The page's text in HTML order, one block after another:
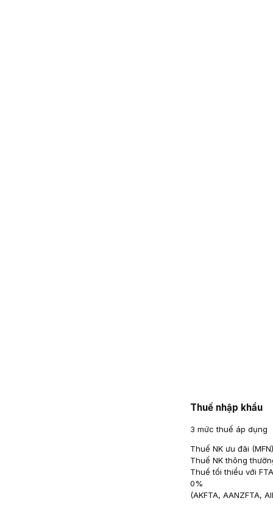
Thuế nhập khẩu
3 mức thuế áp dụng
Thuế NK ưu đãi (MFN)
Thuế NK thông
Thuế tối thiểu với
0%
(AKFTA, AANZFTA,